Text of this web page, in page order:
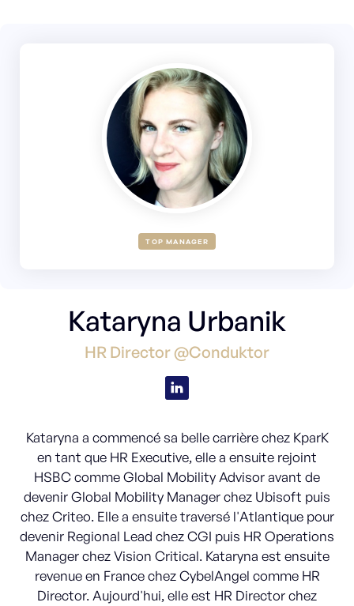
TOP MANAGER
Kataryna Urbanik
HR Director @Conduktor
Kataryna a commencé sa belle carrière chez KparK
en tant que HR Executive, elle a ensuite rejoint
HSBC comme Global Mobility Advisor avant de
devenir Global Mobility Manager chez Ubisoft puis
chez Criteo. Elle a ensuite traversé l'Atlantique pour
devenir Regional Lead chez CGI puis HR Operations
Manager chez Vision Critical. Kataryna est ensuite
revenue en France chez CybelAngel comme HR
Director. Aujourd'hui, elle est HR Director chez